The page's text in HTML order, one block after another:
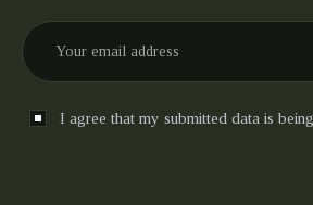
I agree that my submitted data is